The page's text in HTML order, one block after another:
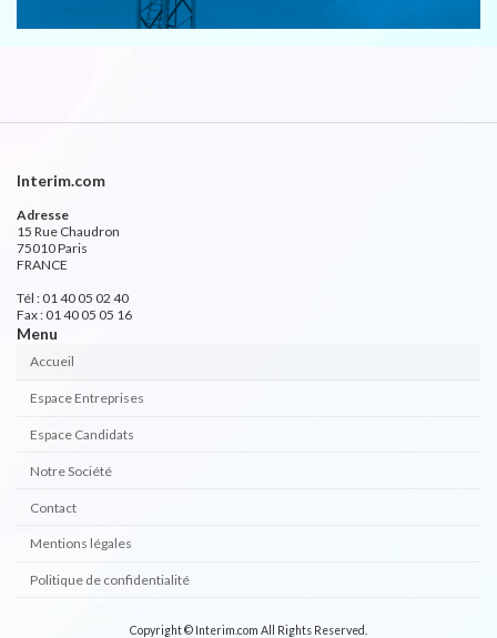
Interim.com
Adresse
15 Rue Chaudron
75010 Paris
FRANCE
Tél : 01 40 05 02 40
Fax : 01 40 05 05 16
Menu
Accueil
Espace Entreprises
Espace Candidats
Notre Société
Contact
Mentions légales
Politique de confidentialité
Copyright © Interim.com All Rights Reserved.